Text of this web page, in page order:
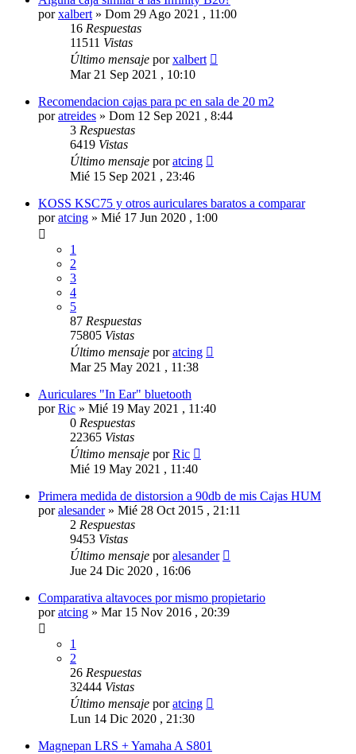
porxalbert » Dom 29 Ago 2021 , 11:00
16 Respuestas
11511 Vistas
Último mensaje porxalbert
Mar 21 Sep 2021 , 10:10
Recomendacion cajas para pc en sala de 20 m2
poratreides » Dom 12 Sep 2021 , 8:44
3 Respuestas
6419 Vistas
Último mensaje poratcing
Mié 15 Sep 2021 , 23:46
KOSS KSC75 y otros auriculares baratos a comparar
poratcing » Mié 17 Jun 2020 , 1:00
1
2
3
4
5
87 Respuestas
75805 Vistas
Último mensaje poratcing
Mar 25 May 2021 , 11:38
Auriculares "In Ear" bluetooth
porRic » Mié 19 May 2021 , 11:40
0 Respuestas
22365 Vistas
Último mensaje porRic
Mié 19 May 2021 , 11:40
Primera medida de distorsion a 90db de mis Cajas HUM
poralesander» Mié 28 Oct 2015 , 21:11
2 Respuestas
9453 Vistas
Último mensaje poralesander
Jue 24 Dic 2020 , 16:06
Comparativa altavoces por mismo propietario
poratcing » Mar 15 Nov 2016 , 20:39
1
2
26 Respuestas
32444 Vistas
Último mensaje poratcing
Lun 14 Dic 2020 , 21:30
Magnepan LRS + Yamaha A S801